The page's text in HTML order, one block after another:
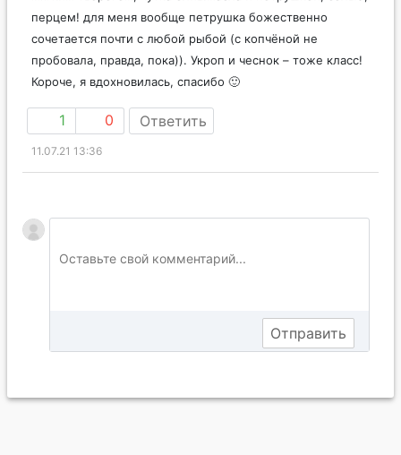
перцем! для меня вообще петрушка божественно
сочетается почти с любой рыбой (с копчёной не
пробовала, правда, пока)). Укроп и чеснок – тоже класс!
Короче, я вдохновилась, спасибо 🙂
1 0 Ответить
11.07.21 13:36